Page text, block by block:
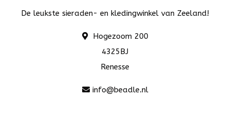
De leukste sieraden- en kledingwinkel van Zeeland!
Hogezoom 200
4325BJ
Renesse
info@beadle.nl